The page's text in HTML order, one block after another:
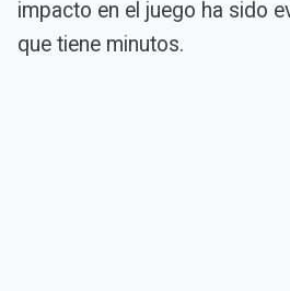
impacto en el juego ha sido
que tiene minutos.